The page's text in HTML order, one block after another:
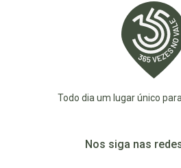
Todo dia um lugar único
Nos siga nas